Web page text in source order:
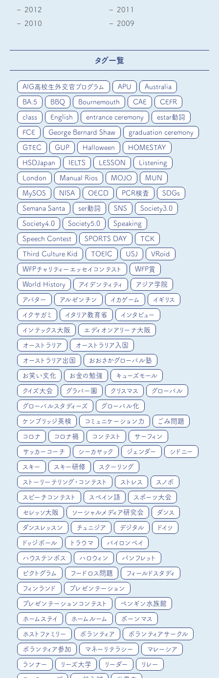
2012
2011
2010
2009
タグ一覧
AIG高校生外交官プログラム APU Australia
BA.5 BBQ Bournemouth CAE CEFR
class English entrance ceremony estar動詞
FCE George Bernard Shaw graduation ceremony
GTEC GUP Halloween HOMESTAY
HSDJapan IELTS LESSON Listening
London Manual Rios MOJO MUN
MySOS NISA OECD PCR検査 SDGs
Semana Santa ser動詞 SNS Society3.0
Society4.0 Society5.0 Speaking
Speech Contest SPORTS DAY TCK
Third Culture Kid TOEIC USJ VRoid
WFPチャリティーエッセイコンテスト WFP賞
World History アイデンティティ アジア学院
アバター アルゼンチン イカゲーム イギリス
イクサガミ イタリア教育省 インタビュー
インテックス大阪 エディオンアリーナ大阪
オーストラリア オーストラリア入国
オーストラリア出国 おおさかグローバル塾
お笑い文化 お金の勉強 キューズモール
クイズ大会 グラバー園 クリスマス グローバル
グローバルスタディーズ グローバル化
ケンブリッジ英検 コミュニケーション力 ごみ問題
コロナ コロナ禍 コンテスト サーフィン
サッカーコーチ シーカヤック ジェンダー シドニー
スキー スキー研修 スクーリング
ストーリーテリング・コンテスト ストレス スノボ
スピーチコンテスト スペイン語 スポーツ大会
セレッソ大阪 ソーシャルメディア研究会 ダンス
ダンスレッスン チュニジア デジタル ドイツ
ドッジボール トラウマ バイロンベイ
ハウステンボス ハロウィン パンフレット
ピクトグラム フードロス問題 フィールドスタディ
フィンランド プレゼンテーション
プレゼンテーションコンテスト ペンギン水族館
ホームステイ ホームルーム ボーンマス
ホストファミリー ボランティア ボランティアサークル
ボランティア参加 マネーリテラシー マレーシア
ランナー リーズ大学 リーダー リレー